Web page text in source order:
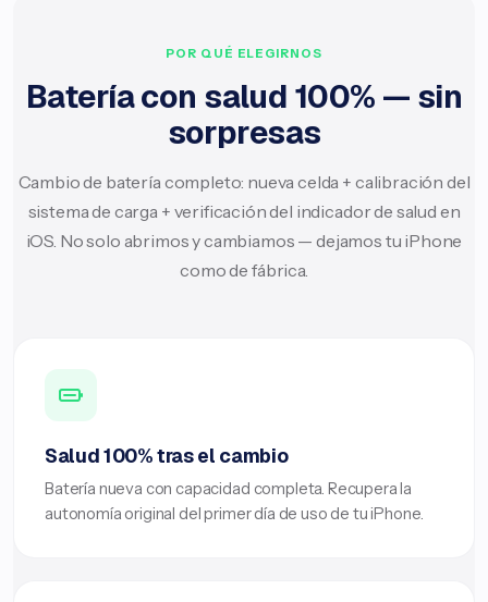
POR QUÉ ELEGIRNOS
Batería con salud 100% — sin
sorpresas
Cambio de batería completo: nueva celda + calibración del
sistema de carga + verificación del indicador de salud en
iOS. No solo abrimos y cambiamos — dejamos tu iPhone
como de fábrica.
Salud 100% tras el cambio
Batería nueva con capacidad completa. Recupera la
autonomía original del primer día de uso de tu iPhone.